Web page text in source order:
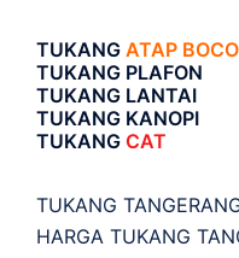
TUKANG ATAP
TUKANG PLAFON
TUKANG LANTAI
TUKANG KANOPI
TUKANG CAT
TUKANG
HARGA TUKANG